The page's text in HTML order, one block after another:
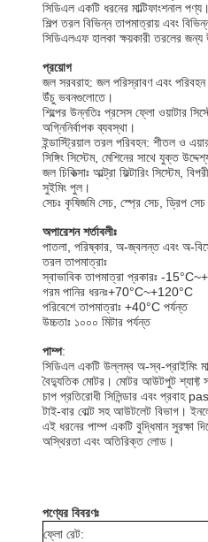
সিডিএল একটি ধরনের মাল্টিফাংশনাল
শিল্প তরল বিভিন্ন তাপমাত্রায় এবং
সিডিএলএফ হালকা ক্ষয়কারী তরলের
প্রয়োগ
জল সরবরাহ: জল পরিস্রাবণ এবং
উঁচু ভবনগুলোতে।
শিল্পের উন্নতিঃ প্রসেস ফ্লো ওয়াটার
অগ্নিনির্বাপক ব্যবস্থা।
ইন্ডাস্ট্রিয়াল তরল পরিবহন: শীতল ও
সিঙ্গিং সিস্টেম, মেশিনের সাথে যুক্ত
জল চিকিত্সাঃ আল্ট্রা ফিল্টারিং সিস্টেম,
সুইমিং পুল।
সেচঃ কৃষিজমি সেচ, স্প্রে সেচ, ড্রিপ
অপারেশন শর্তাবলীঃ
পাতলা, পরিষ্কার, অ-জ্বলন্ত এবং অ-
তরল তাপমাত্রাঃ
স্বাভাবিক তাপমাত্রা প্রকারঃ -
গরম পানির ধরনঃ+70°C~+120°C
পরিবেশে তাপমাত্রাঃ +40°C পর্যন্ত
উচ্চতাঃ ১০০০ মিটার পর্যন্ত
পাম্প:
সিডিএল একটি উল্লম্ব অ-স্ব-প্রাইমিং
বৈদ্যুতিক মোটর। মোটর আউটপুট শ্যাফ্ট
চাপ প্রতিরোধী সিলিন্ডার এবং প্রবাহ
টাই-বার বোল্ট সহ আউটলেট বিভাগ।
এই ধরনের পাম্প একটি বুদ্ধিমান সুরক্ষা
অস্থিরতা এবং অতিরিক্ত লোড।
পণ্যের বিবরণঃ
ফ্লো রেট: